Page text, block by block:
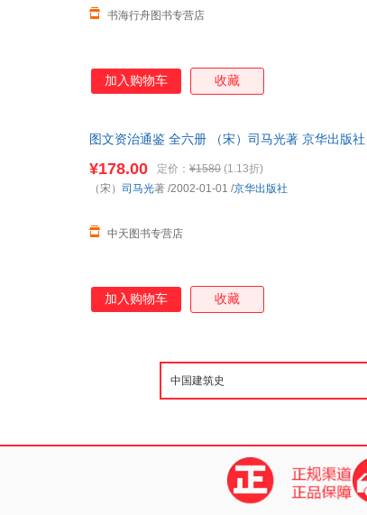
书海行舟图书专营店
加入购物车 收藏
图文资治通鉴 全六册 （宋）司马光著 京华出版社
¥178.00 定价： ¥1580 (1.13折)
中天图书专营店
（宋） 司马光著 /2002-01-01 /京华出版社
加入购物车 收藏